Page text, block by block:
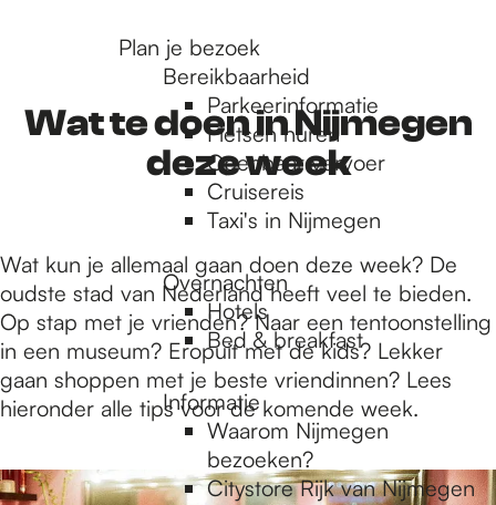
Plan je bezoek
Bereikbaarheid
Parkeerinformatie
Fietsen huren
Openbaar vervoer
Cruisereis
Taxi's in Nijmegen
Overnachten
Hotels
Bed & breakfast
Informatie
Waarom Nijmegen
bezoeken?
Citystore Rijk van Nijmegen
Wat te doen in Nijmegen
deze week
Wat kun je allemaal gaan doen deze week? De
oudste stad van Nederland heeft veel te bieden.
Op stap met je vrienden? Naar een tentoonstelling
in een museum? Eropuit met de kids? Lekker
gaan shoppen met je beste vriendinnen? Lees
hieronder alle tips voor de komende week.
1
t